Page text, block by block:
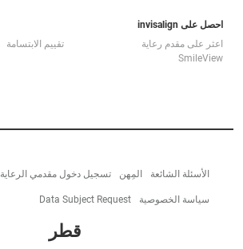
احصل على invisalign
اعثر على مقدم رعاية
تقييم الابتسامة
SmileView
الأسئلة الشائعة المِهن تسجيل دخول مقدمي الرعاية
سياسة الخصوصية Data Subject Request
قطر‎